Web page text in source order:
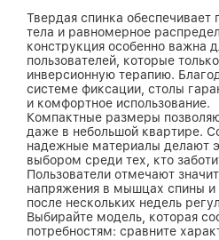
Твердая спинка обеспечивает
тела и равномерное
конструкция особенно важна
пользователей, которые
инверсионную терапию.
системе фиксации, столы
и комфортное использование.
Компактные размеры
даже в небольшой квартире.
надежные материалы делают
выбором среди тех, кто
Пользователи отмечают
напряжения в мышцах спины
после нескольких недель
Выбирайте модель, которая
потребностям: сравните